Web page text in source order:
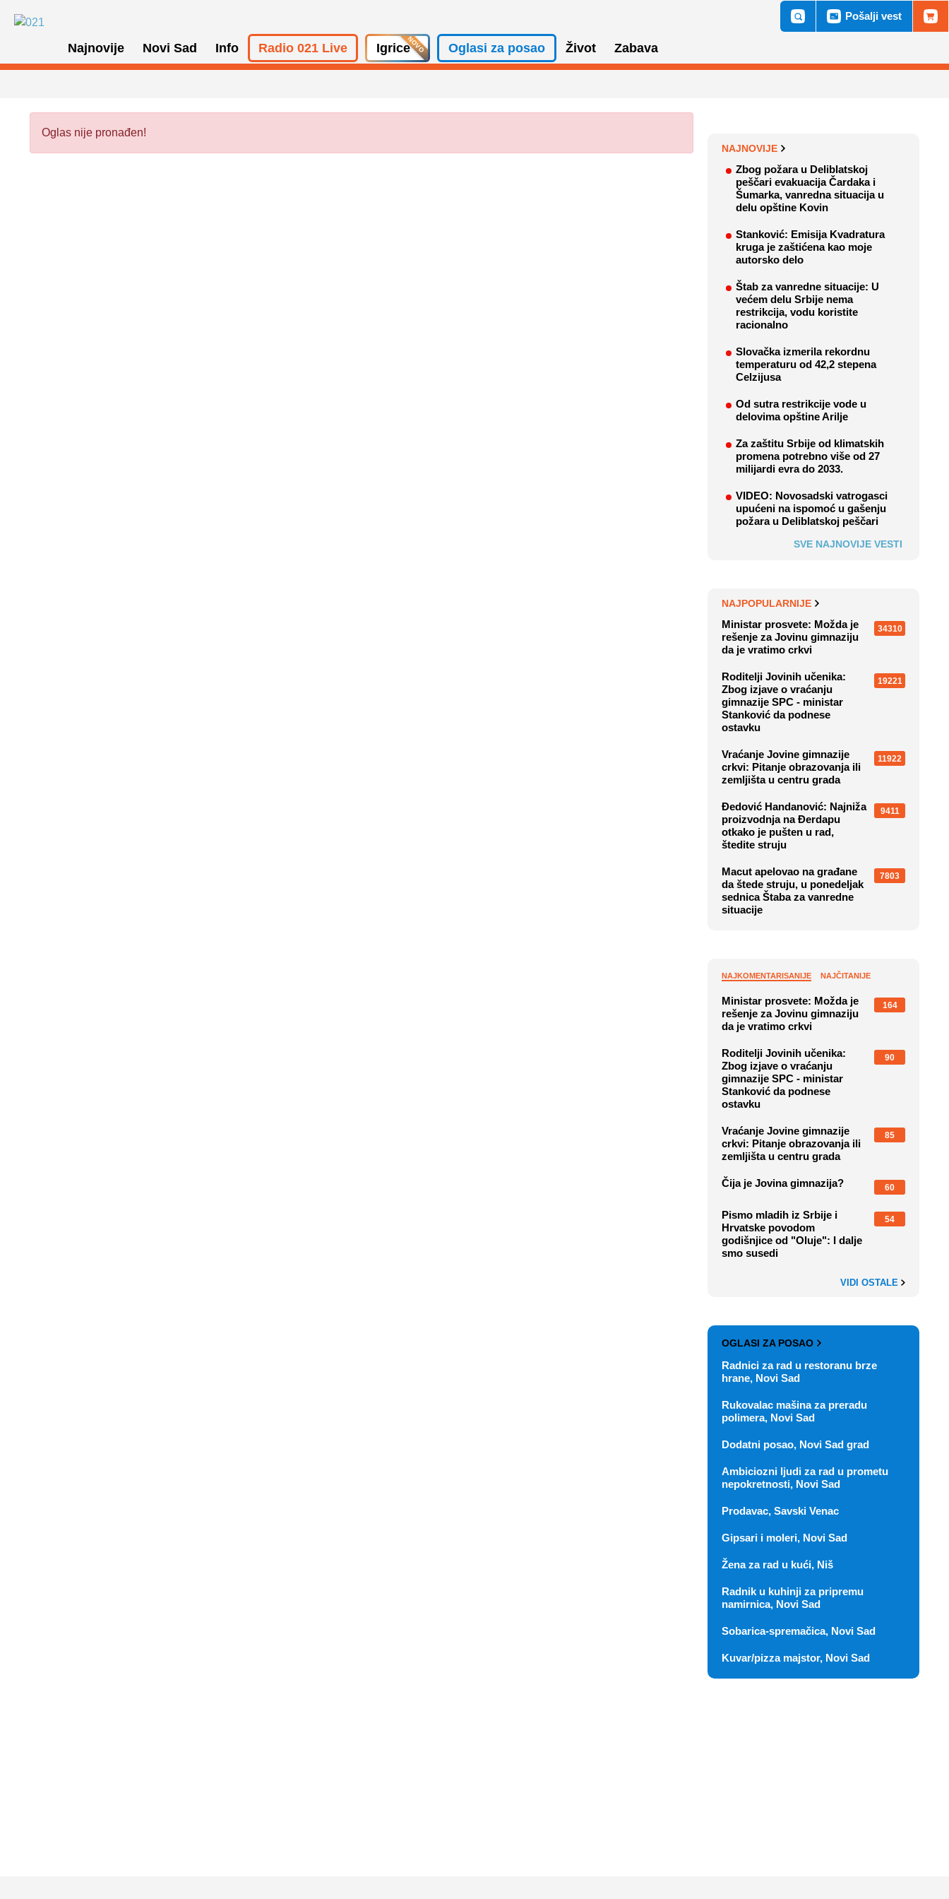
Najnovije Novi Sad Info Radio 021 Live Igrice Oglasi za posao Život Zabava
Pošalji vest
Oglas nije pronađen!
NAJNOVIJE
Zbog požara u Deliblatskoj
peščari evakuacija Čardaka i
Šumarka, vanredna situacija u
delu opštine Kovin
Stanković: Emisija Kvadratura
kruga je zaštićena kao moje
autorsko delo
Štab za vanredne situacije: U
većem delu Srbije nema
restrikcija, vodu koristite
racionalno
Slovačka izmerila rekordnu
temperaturu od 42,2 stepena
Celzijusa
Od sutra restrikcije vode u
delovima opštine Arilje
Za zaštitu Srbije od klimatskih
promena potrebno više od 27
milijardi evra do 2033.
VIDEO: Novosadski vatrogasci
upućeni na ispomoć u gašenju
požara u Deliblatskoj peščari
SVE NAJNOVIJE VESTI
NAJPOPULARNIJE
Ministar prosvete: Možda je
rešenje za Jovinu gimnaziju
da je vratimo crkvi
34310
Roditelji Jovinih učenika:
Zbog izjave o vraćanju
gimnazije SPC - ministar
Stanković da podnese
ostavku
19221
Vraćanje Jovine gimnazije
crkvi: Pitanje obrazovanja ili
zemljišta u centru grada
11922
Đedović Handanović: Najniža
proizvodnja na Đerdapu
otkako je pušten u rad,
štedite struju
9411
Macut apelovao na građane
da štede struju, u ponedeljak
sednica Štaba za vanredne
situacije
7803
NAJKOMENTARISANIJE NAJČITANIJE
Ministar prosvete: Možda je
rešenje za Jovinu gimnaziju
da je vratimo crkvi
164
Roditelji Jovinih učenika:
Zbog izjave o vraćanju
gimnazije SPC - ministar
Stanković da podnese
ostavku
90
Vraćanje Jovine gimnazije
crkvi: Pitanje obrazovanja ili
zemljišta u centru grada
85
Čija je Jovina gimnazija? 60
Pismo mladih iz Srbije i
Hrvatske povodom
godišnjice od "Oluje": I dalje
smo susedi
54
VIDI OSTALE
OGLASI ZA POSAO
Radnici za rad u restoranu brze
hrane, Novi Sad
Rukovalac mašina za preradu
polimera, Novi Sad
Dodatni posao, Novi Sad grad
Ambiciozni ljudi za rad u prometu
nepokretnosti, Novi Sad
Prodavac, Savski Venac
Gipsari i moleri, Novi Sad
Žena za rad u kući, Niš
Radnik u kuhinji za pripremu
namirnica, Novi Sad
Sobarica-spremačica, Novi Sad
Kuvar/pizza majstor, Novi Sad